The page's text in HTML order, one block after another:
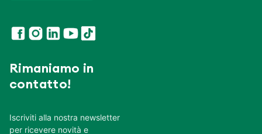
Rimaniamo in
contatto!
Iscriviti alla nostra newsletter
per ricevere novità e